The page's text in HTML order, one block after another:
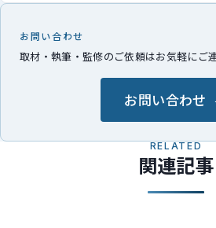
お問い合わせ
取材・執筆・監修のご依頼はお気軽にご
お問い合わせ
RELATED
関連記事